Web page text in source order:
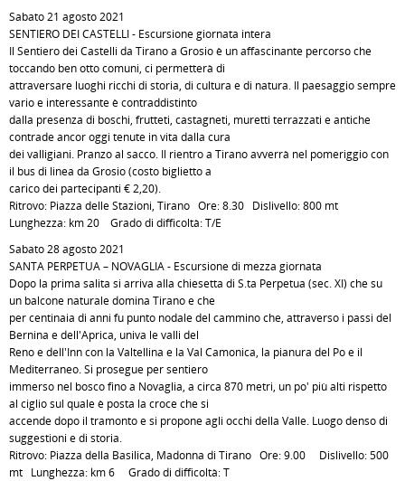
Sabato 21 agosto 2021
SENTIERO DEI CASTELLI - Escursione giornata intera
Il Sentiero dei Castelli da Tirano a Grosio è un affascinante percorso che
toccando ben otto comuni, ci permetterà di
attraversare luoghi ricchi di storia, di cultura e di natura. Il paesaggio sempre
vario e interessante è contraddistinto
dalla presenza di boschi, frutteti, castagneti, muretti terrazzati e antiche
contrade ancor oggi tenute in vita dalla cura
dei valligiani. Pranzo al sacco. Il rientro a Tirano avverrà nel pomeriggio con
il bus di linea da Grosio (costo biglietto a
carico dei partecipanti € 2,20).
Ritrovo: Piazza delle Stazioni, Tirano Ore: 8.30 Dislivello: 800 mt
Lunghezza: km 20 Grado di difficoltà: T/E
Sabato 28 agosto 2021
SANTA PERPETUA – NOVAGLIA - Escursione di mezza giornata
Dopo la prima salita si arriva alla chiesetta di S.ta Perpetua (sec. XI) che su
un balcone naturale domina Tirano e che
per centinaia di anni fu punto nodale del cammino che, attraverso i passi del
Bernina e dell'Aprica, univa le valli del
Reno e dell'Inn con la Valtellina e la Val Camonica, la pianura del Po e il
Mediterraneo. Si prosegue per sentiero
immerso nel bosco fino a Novaglia, a circa 870 metri, un po' più alti rispetto
al ciglio sul quale è posta la croce che si
accende dopo il tramonto e si propone agli occhi della Valle. Luogo denso di
suggestioni e di storia.
Ritrovo: Piazza della Basilica, Madonna di Tirano Ore: 9.00 Dislivello: 500
mt Lunghezza: km 6 Grado di difficoltà: T